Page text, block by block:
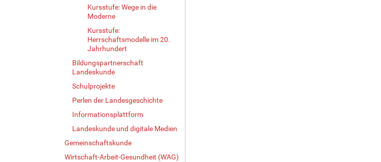
Kursstufe: Wege in die
Moderne
Kursstufe:
Herrschaftsmodelle im 20.
Jahrhundert
Bildungspartnerschaft
Landeskunde
Schulprojekte
Perlen der Landesgeschichte
Informationsplattform
Landeskunde und digitale Medien
Gemeinschaftskunde
Wirtschaft-Arbeit-Gesundheit (WAG)